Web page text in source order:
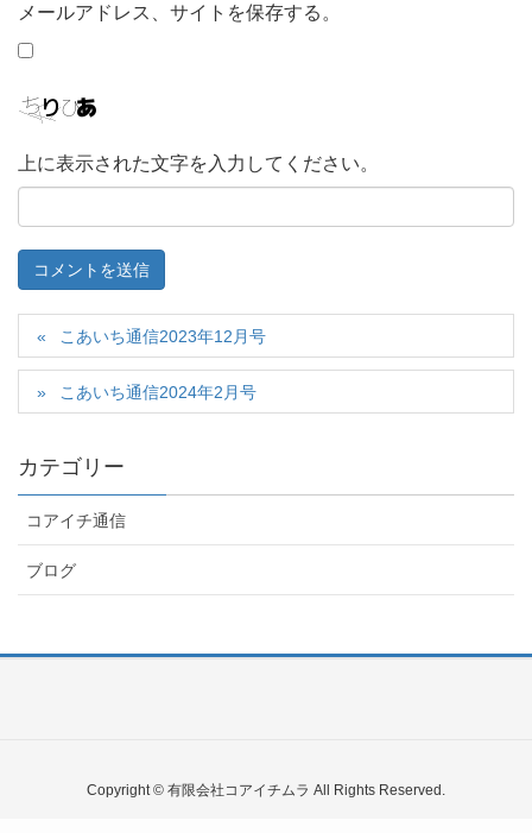
メールアドレス、サイトを保存する。
上に表示された文字を入力してください。
こあいち通信2023年12月号
こあいち通信2024年2月号
カテゴリー
コアイチ通信
ブログ
Copyright © 有限会社コアイチムラ All Rights Reserved.